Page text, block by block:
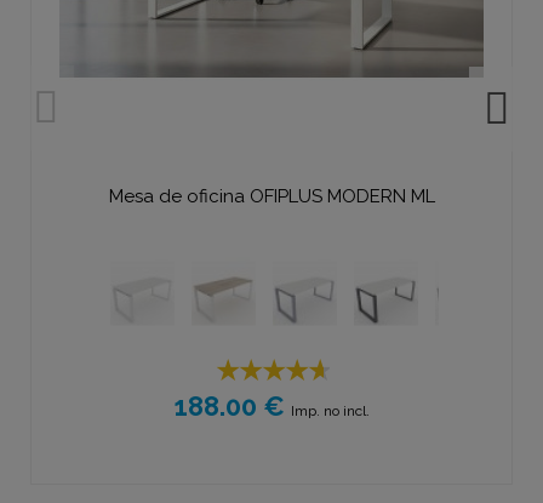
Mesa de oficina OFIPLUS MODERN ML
188.00 € Imp. no incl.